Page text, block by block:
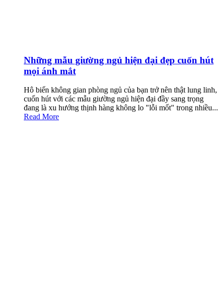
Những mẫu giường ngủ hiện đại đẹp cuốn hút
mọi ánh mắt
Hô biến không gian phòng ngủ của bạn trở nên thật lung linh,
cuốn hút với các mẫu giường ngủ hiện đại đầy sang trọng
đang là xu hướng thịnh hàng không lo "lỗi mốt" trong nhiều...
Read More